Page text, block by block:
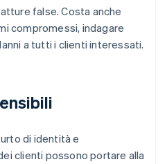
false. Costa anche
compromessi, indagare
a tutti i clienti interessati.
di identità e
clienti possono portare alla